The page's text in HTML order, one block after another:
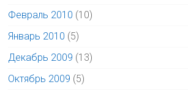
Февраль 2010 (10)
Январь 2010 (5)
Декабрь 2009 (13)
Октябрь 2009 (5)